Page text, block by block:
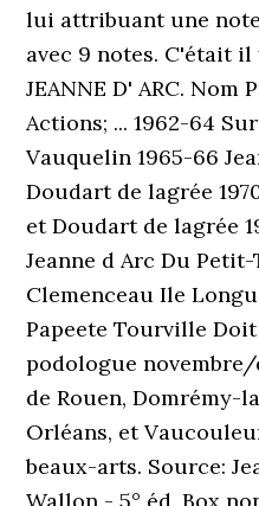
lui attribuant une note
avec 9 notes. C'était
JEANNE D' ARC. Nom
Actions; ... 1962-64
Vauquelin 1965-66
Doudart de lagrée
et Doudart de lagrée
Jeanne d Arc Du
Clemenceau Ile
Papeete Tourville
podologue novembre/
de Rouen, Domrémy-
Orléans, et
beaux-arts. Source: